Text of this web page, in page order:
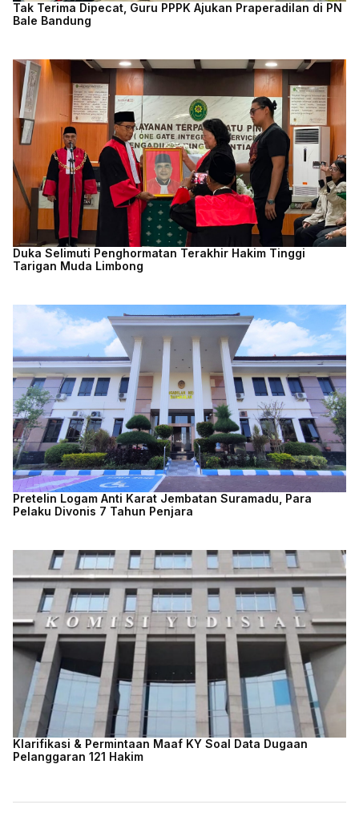
Tak Terima Dipecat, Guru PPPK Ajukan Praperadilan di PN
Bale Bandung
Duka Selimuti Penghormatan Terakhir Hakim Tinggi
Tarigan Muda Limbong
Pretelin Logam Anti Karat Jembatan Suramadu, Para
Pelaku Divonis 7 Tahun Penjara
Klarifikasi & Permintaan Maaf KY Soal Data Dugaan
Pelanggaran 121 Hakim